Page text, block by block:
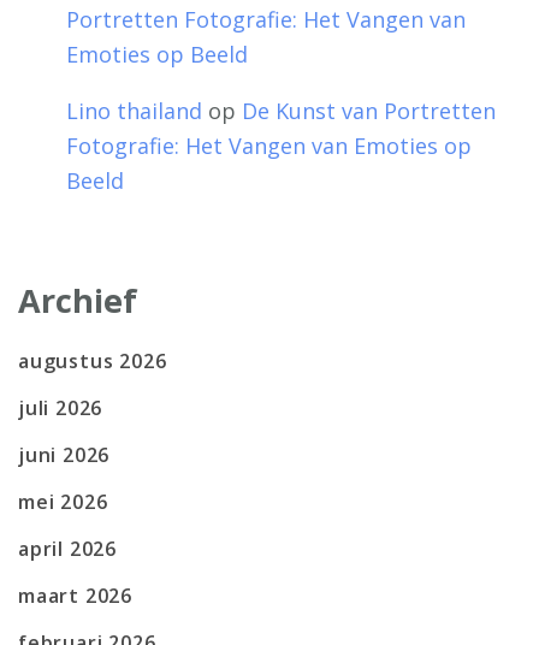
Portretten Fotografie: Het Vangen van
Emoties op Beeld
Lino thailand op De Kunst van Portretten
Fotografie: Het Vangen van Emoties op
Beeld
Archief
augustus 2026
juli 2026
juni 2026
mei 2026
april 2026
maart 2026